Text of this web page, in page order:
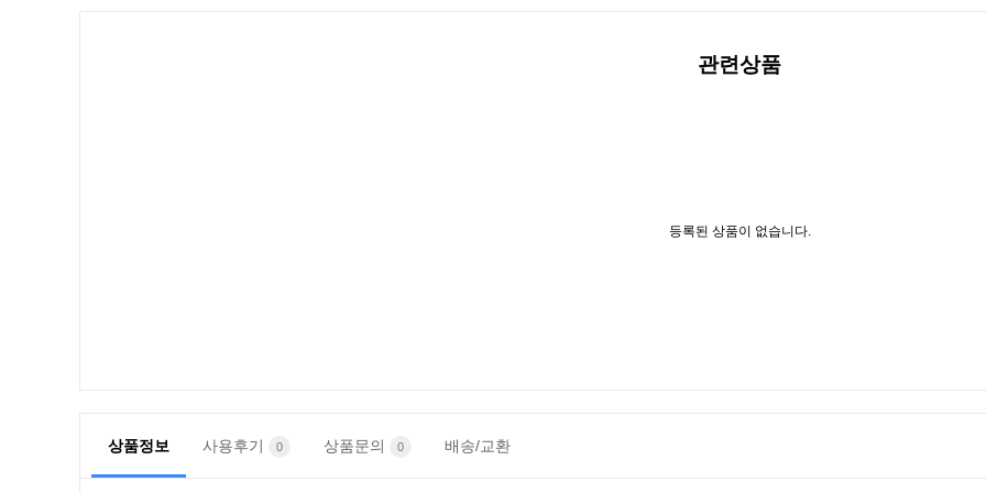
관련상품
등록된 상품이 없습니다.
상품정보 사용후기 0 상품문의 0 배송/교환